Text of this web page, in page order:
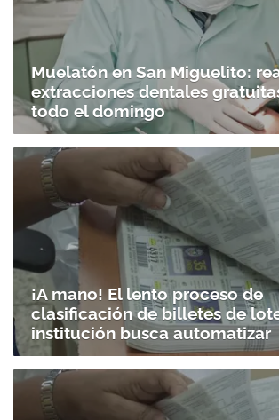
Muelatón en San Miguelito:
extracciones dentales
todo el domingo
¡A mano! El lento proceso de
clasificación de billetes de
institución busca automatizar